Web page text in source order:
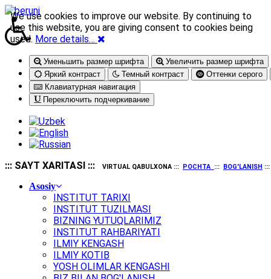
Уменьшить размер шрифта
Увеличить размер шрифта
Яркий контраст
Темный контраст
Оттенки серого
Клавиатурная навигация
Переключить подчеркивание
::: SAYT XARITASI ::: VIRTUAL QABULXONA ::: POCHTA ::: BOG'LANISH
Asosiy
INSTITUT TARIXI
INSTITUT TUZILMASI
BIZNING YUTUQLARIMIZ
INSTITUT RAHBARIYATI
ILMIY KENGASH
ILMIY KOTIB
YOSH OLIMLAR KENGASHI
We use cookies to improve our website. By continuing to
use this website, you are giving consent to cookies being
used. More details…